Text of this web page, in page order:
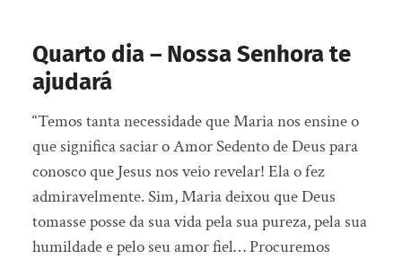
Quarto dia – Nossa Senhora te
ajudará
“Temos tanta necessidade que Maria nos ensine o
que significa saciar o Amor Sedento de Deus para
conosco que Jesus nos veio revelar! Ela o fez
admiravelmente. Sim, Maria deixou que Deus
tomasse posse da sua vida pela sua pureza, pela sua
humildade e pelo seu amor fiel… Procuremos